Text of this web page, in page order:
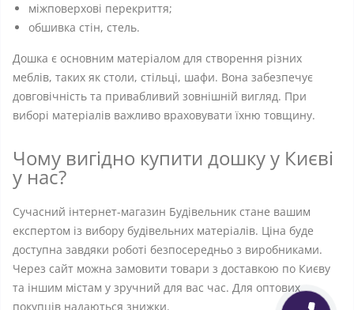
міжповерхові перекриття;
обшивка стін, стель.
Дошка є основним матеріалом для створення різних
меблів, таких як столи, стільці, шафи. Вона забезпечує
довговічність та привабливий зовнішній вигляд. При
виборі матеріалів важливо враховувати їхню товщину.
Чому вигідно купити дошку у Києві
у нас?
Сучасний інтернет-магазин Будівельник стане вашим
експертом із вибору будівельних матеріалів. Ціна буде
доступна завдяки роботі безпосередньо з виробниками.
Через сайт можна замовити товари з доставкою по Києву
та іншим містам у зручний для вас час. Для оптових
покупців надаються знижки.